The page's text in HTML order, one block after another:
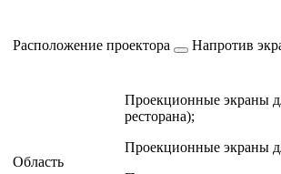
Расположение проектора Напротив
Область
Проекционные экраны
ресторана);
Проекционные экраны